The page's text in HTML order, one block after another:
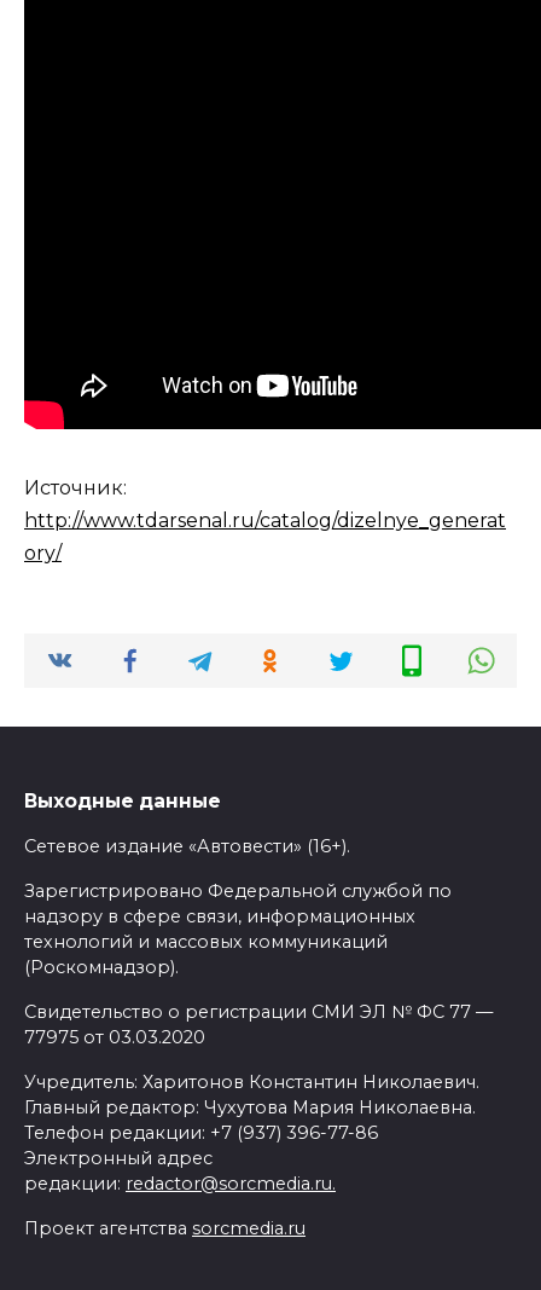
Источник:
http://www.tdarsenal.ru/catalog/dizelnye_generat
ory/
Выходные данные
Сетевое издание «Автовести» (16+).
Зарегистрировано Федеральной службой по
надзору в сфере связи, информационных
технологий и массовых коммуникаций
(Роскомнадзор).
Свидетельство о регистрации СМИ ЭЛ № ФС 77 —
77975 от 03.03.2020
Учредитель: Харитонов Константин Николаевич.
Главный редактор: Чухутова Мария Николаевна.
Телефон редакции: +7 (937) 396-77-86
Электронный адрес
редакции: redactor@sorcmedia.ru.
Проект агентства sorcmedia.ru